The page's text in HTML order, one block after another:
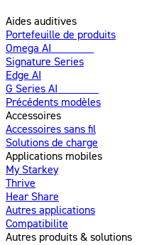
Aides auditives
Portefeuille de produits
Omega AI
Signature Series
Edge AI
G Series AI
Précédents modèles
Accessoires
Accessoires sans fil
Solutions de charge
Applications mobiles
My Starkey
Thrive
Hear Share
Autres applications
Compatibilite
Autres produits & solutions